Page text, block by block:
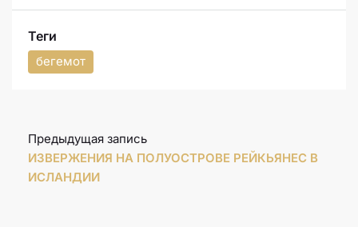
Теги
бегемот
Предыдущая запись
ИЗВЕРЖЕНИЯ НА ПОЛУОСТРОВЕ РЕЙКЬЯНЕС В
ИСЛАНДИИ